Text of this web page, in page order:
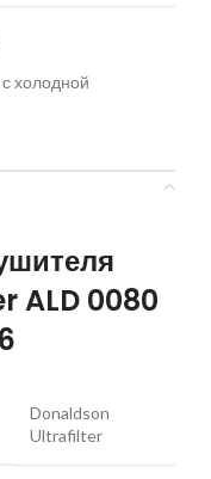
холодной
ALD 0080
Donaldson
Ultrafilter